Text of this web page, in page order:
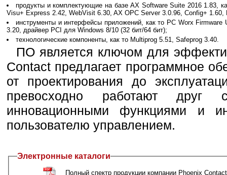
продукты и комплектующие на базе AX Software Suite 2016 1.83,
Visu+ Express 2.42, WebVisit 6.30, AX OPC Server 3.0.96, Config+ 1.60,
инструменты и интерфейсы приложений, как то PC Worx
3.20, драйвер PCI для Windows 8/10 (32 бит/64 бит);
технологические компоненты, как то Multiprog 5.51, Safeprog 3.40.
ПО является ключом для
Contact предлагает программное
от проектирования до
превосходно работают
инновационными функциями и
пользователю управлением.
Электронные каталоги
Полный спектр продукции компании Phoenix Contact